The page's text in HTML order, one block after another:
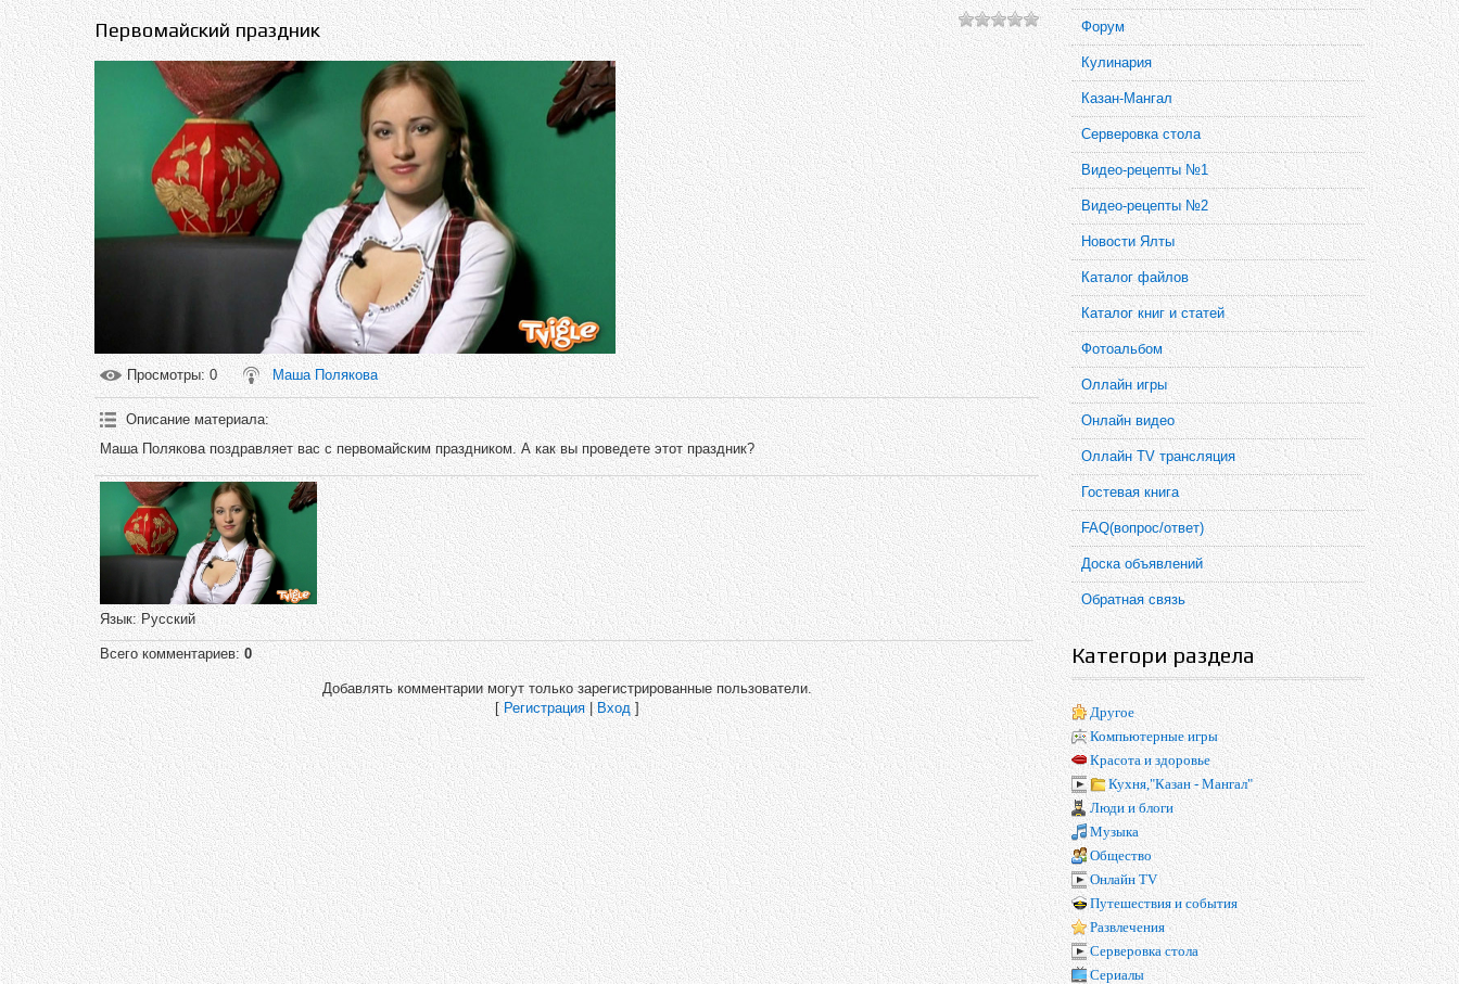
Первомайский праздник
Просмотры: 0 Маша Полякова
Описание материала:
Маша Полякова поздравляет вас с первомайским праздником. А как вы проведете этот праздник?
Язык: Русский
Всего комментариев:0
Добавлять комментарии могут только зарегистрированные пользователи.
[Регистрация|Вход]
Форум
Кулинария
Казан-Мангал
Серверовка стола
Видео-рецепты №1
Видео-рецепты №2
Новости Ялты
Каталог файлов
Каталог книг и статей
Фотоальбом
Оллайн игры
Онлайн видео
Оллайн TV трансляция
Гостевая книга
FAQ(вопрос/ответ)
Доска объявлений
Обратная связь
Категори раздела
Другое
Компьютерные игры
Красота и здоровье
Кухня,"Казан - Мангал"
Люди и блоги
Музыка
Общество
Онлайн TV
Путешествия и события
Развлечения
Серверовка стола
Сериалы